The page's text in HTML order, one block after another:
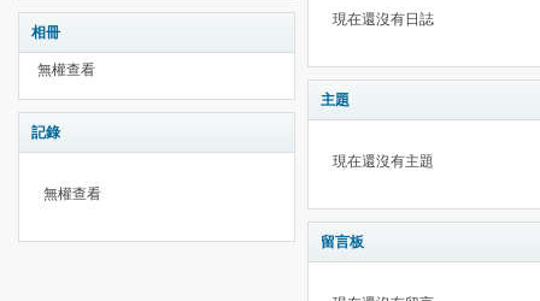
相冊
無權查看
記錄
無權查看
現在還沒有日誌
主題
現在還沒有主題
留言板